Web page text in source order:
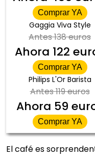
Comprar YA
Gaggia Viva Style
Antes138 euros
Ahora 122
Comprar YA
Philips L'Or Barista
Antes119 euros
Ahora 59
Comprar YA
El café es